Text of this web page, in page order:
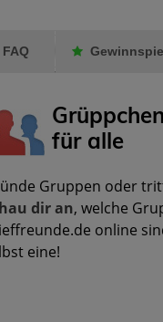
FAQ
für alle
Gruppen oder
dir an, welche
online
eine!